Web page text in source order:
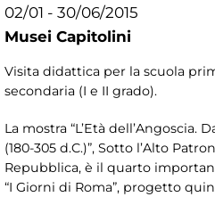
02/01 - 30/06/2015
Musei Capitolini
Visita didattica per la scuola
secondaria (I e II grado).
La mostra “L’Età dell’Angoscia.
(180-305 d.C.)”, Sotto l’Alto
Repubblica, è il quarto
“I Giorni di Roma”, progetto